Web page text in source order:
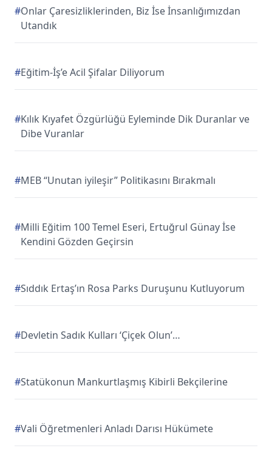
#Onlar Çaresizliklerinden, Biz İse İnsanlığımızdan
Utandık
#Eğitim-İş’e Acil Şifalar Diliyorum
#Kılık Kıyafet Özgürlüğü Eyleminde Dik Duranlar ve
Dibe Vuranlar
#MEB “Unutan iyileşir” Politikasını Bırakmalı
#Milli Eğitim 100 Temel Eseri, Ertuğrul Günay İse
Kendini Gözden Geçirsin
#Sıddık Ertaş’ın Rosa Parks Duruşunu Kutluyorum
#Devletin Sadık Kulları ‘Çiçek Olun’…
#Statükonun Mankurtlaşmış Kibirli Bekçilerine
#Vali Öğretmenleri Anladı Darısı Hükümete